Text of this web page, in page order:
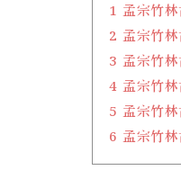
1 孟宗竹
2 孟宗竹
3 孟宗竹
4 孟宗竹
5 孟宗竹
6 孟宗竹